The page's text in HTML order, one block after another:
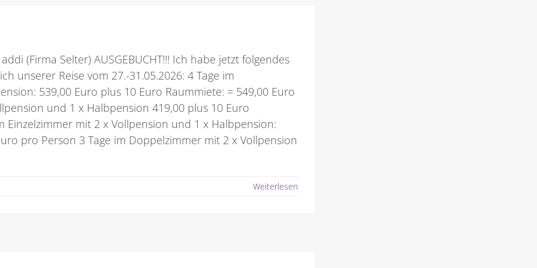
(Firma Selter) AUSGEBUCHT!!! Ich habe jetzt folgendes
unserer Reise vom 27.-31.05.2026: 4 Tage im
539,00 Euro plus 10 Euro Raummiete: = 549,00 Euro
und 1 x Halbpension 419,00 plus 10 Euro
Einzelzimmer mit 2 x Vollpension und 1 x Halbpension:
pro Person 3 Tage im Doppelzimmer mit 2 x Vollpension
Weiterlesen